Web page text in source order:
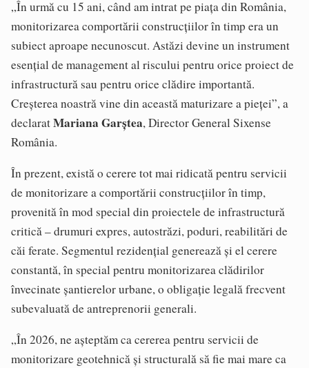
„În urmă cu 15 ani, când am intrat pe piața din România,
monitorizarea comportării construcțiilor în timp era un
subiect aproape necunoscut. Astăzi devine un instrument
esențial de management al riscului pentru orice proiect de
infrastructură sau pentru orice clădire importantă.
Creșterea noastră vine din această maturizare a pieței”, a
declaratMariana Garștea, Director General Sixense
România.
În prezent, există o cerere tot mai ridicată pentru servicii
de monitorizare a comportării construcțiilor în timp,
provenită în mod special din proiectele de infrastructură
critică – drumuri expres, autostrăzi, poduri, reabilitări de
căi ferate. Segmentul rezidențial generează și el cerere
constantă, în special pentru monitorizarea clădirilor
învecinate șantierelor urbane, o obligație legală frecvent
subevaluată de antreprenorii generali.
„În 2026, ne așteptăm ca cererea pentru servicii de
monitorizare geotehnică și structurală să fie mai mare ca